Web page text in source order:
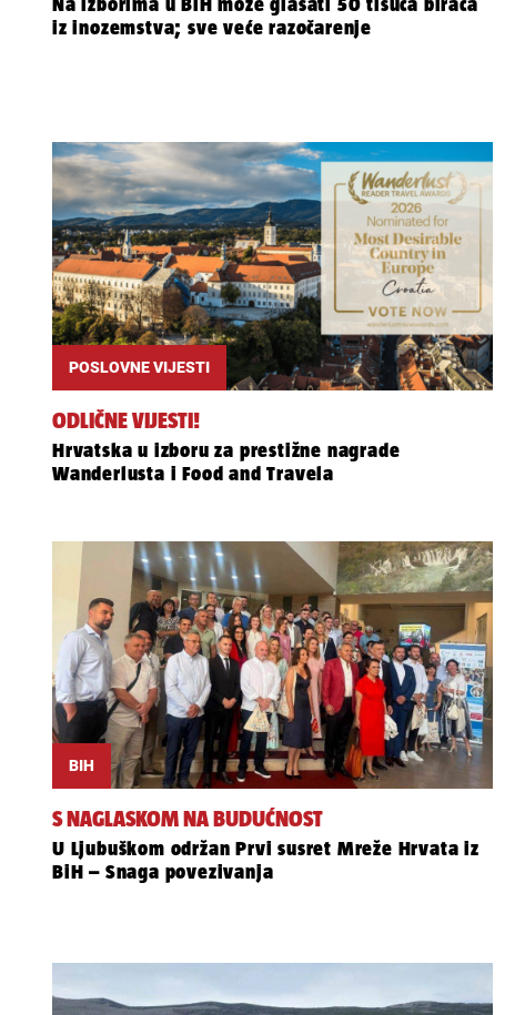
Na izborima u BiH može glasati 50 tisuća birača
iz inozemstva; sve veće razočarenje
POSLOVNE VIJESTI
ODLIČNE VIJESTI!
Hrvatska u izboru za prestižne nagrade
Wanderlusta i Food and Travela
BIH
S NAGLASKOM NA BUDUĆNOST
U Ljubuškom održan Prvi susret Mreže Hrvata iz
BiH – Snaga povezivanja